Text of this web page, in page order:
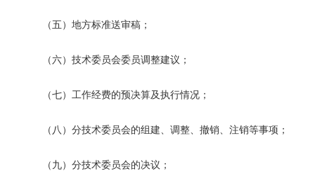
（五）地方标准送审稿；
（六）技术委员会委员调整建议；
（七）工作经费的预决算及执行情况；
（八）分技术委员会的组建、调整、撤销、注销等事项；
（九）分技术委员会的决议；